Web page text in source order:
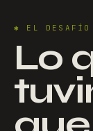
✱ EL DESAFÍO
Lo